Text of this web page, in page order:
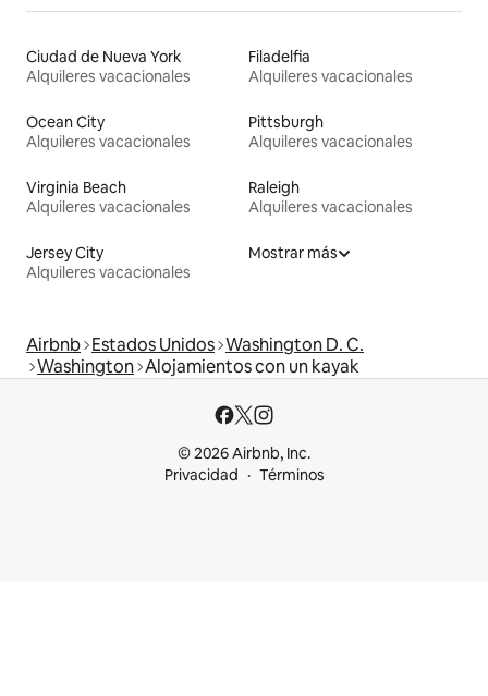
Ciudad de Nueva York
Alquileres vacacionales
Filadelfia
Alquileres vacacionales
Ocean City
Alquileres vacacionales
Pittsburgh
Alquileres vacacionales
Virginia Beach
Alquileres vacacionales
Raleigh
Alquileres vacacionales
Jersey City
Alquileres vacacionales
Mostrar más
Airbnb Estados Unidos Washington D. C.
Washington Alojamientos con un kayak
© 2026 Airbnb, Inc.
Privacidad
Términos